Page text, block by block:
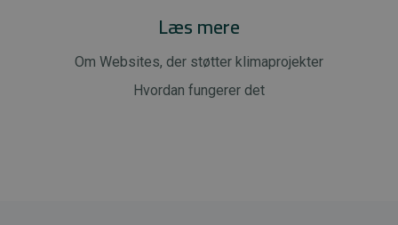
Læs mere
Om Websites, der støtter klimaprojekter
Hvordan fungerer det